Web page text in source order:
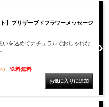
ト】プリザーブドフラワーメッセージ
いを込めてナチュラルでおしゃれな
) 送料無料